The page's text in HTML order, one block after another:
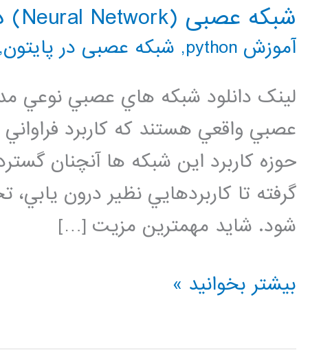
شبکه عصبی (Neural Network) در پایتون
آموزش python , شبکه عصبی در پایتون,
لینک دانلود شبكه هاي عصبي نوعي
عصبي واقعي هستند كه كاربرد
حوزه كاربرد اين شبكه ها آنچنان
گرفته تا كاربردهايي نظير درون
شود. شايد مهمترين مزيت […]
شبکه
(Neural
بیشتر بخوانید »